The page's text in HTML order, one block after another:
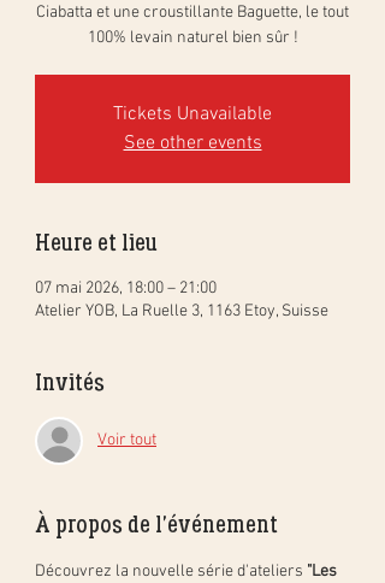
Ciabatta et une croustillante Baguette, le tout
100% levain naturel bien sûr !
Tickets Unavailable
See other events
Heure et lieu
07 mai 2026, 18:00 – 21:00
Atelier YOB, La Ruelle 3, 1163 Etoy, Suisse
Invités
Voir tout
À propos de l'événement
Découvrez la nouvelle série d'ateliers "Les